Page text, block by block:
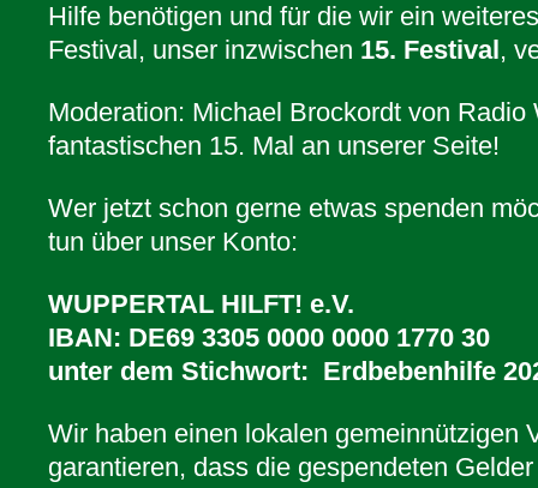
Hilfe benötigen und für die wir ein
Festival, unser inzwischen 15. Festival,
Moderation: Michael Brockordt von Radio
fantastischen 15. Mal an unserer Seite!
Wer jetzt schon gerne etwas spenden
tun über unser Konto:
WUPPERTAL HILFT! e.V.
IBAN: DE69 3305 0000 0000 1770 30
unter dem Stichwort: Erdbebenhilfe
Wir haben einen lokalen gemeinnützigen
garantieren, dass die gespendeten